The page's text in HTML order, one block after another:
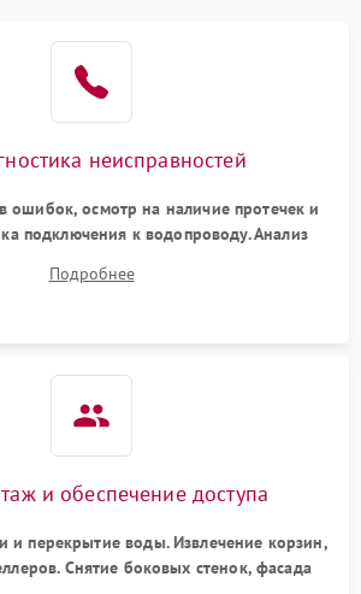
неисправностей
ошибок, осмотр на наличие протечек и
подключения к водопроводу. Анализ
слива, нагрева, вращения
или срабатывание системы защиты
Подробнее
и обеспечение доступа
и перекрытие воды. Извлечение корзин,
Снятие боковых стенок, фасада